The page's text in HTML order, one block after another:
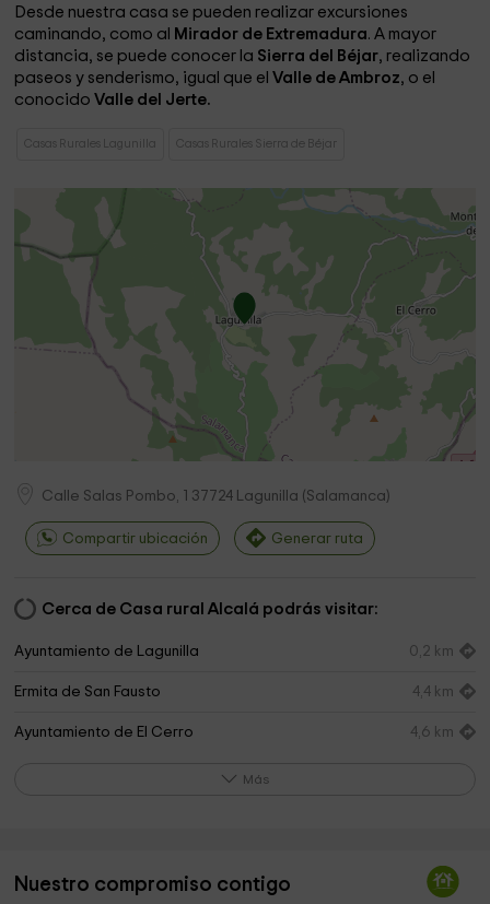
Desde nuestra casa se pueden realizar excursiones
caminando, como al
Mirador de Extremadura. A mayor
distancia, se puede conocer la Sierra del Béjar, realizando
paseos y senderismo, igual que elValle de Ambroz, o el
conocidoValle del Jerte.
Casas Rurales Lagunilla Casas Rurales Sierra de Béjar
Calle Salas Pombo, 1 37724 Lagunilla (Salamanca)
Compartir ubicación Generar ruta
Cerca de Casa rural Alcalá podrás visitar:
Ayuntamiento de Lagunilla 0,2 km
Ermita de San Fausto 4,4 km
Ayuntamiento de El Cerro 4,6 km
Ermita de San Antonio 6,7 km
Más
Nuestro compromiso contigo